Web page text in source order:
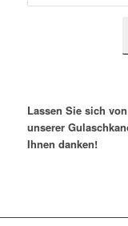
Lassen Sie sich
unserer
Ihnen danken!